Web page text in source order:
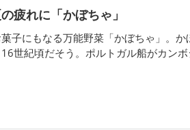
疲れに「かぼちゃ」
子にもなる万能野菜「かぼちゃ」。
世紀頃だそう。ポルトガル船がカンボ